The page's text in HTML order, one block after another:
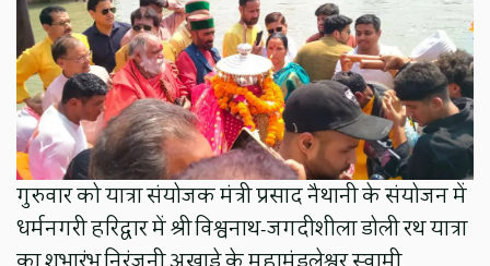
गुरुवार को यात्रा संयोजक मंत्री प्रसाद नैथानी के संयोजन में
धर्मनगरी हरिद्वार में श्री विश्वनाथ-जगदीशीला डोली रथ यात्रा